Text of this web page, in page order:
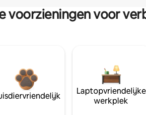
voorzieningen voor
Laptopvriendelijke
werkplek